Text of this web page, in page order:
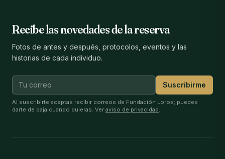
Recibe las novedades de la reserva
Fotos de antes y después, protocolos, eventos y las
historias de cada individuo.
Suscribirme
Al suscribirte aceptas recibir correos de Fundación Loros; puedes
darte de baja cuando quieras. Ver aviso de privacidad.